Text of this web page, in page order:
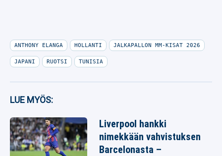
ANTHONY ELANGA HOLLANTI JALKAPALLON MM-KISAT 2026
JAPANI RUOTSI TUNISIA
LUE MYÖS:
Liverpool hankki
nimekkään vahvistuksen
Barcelonasta –